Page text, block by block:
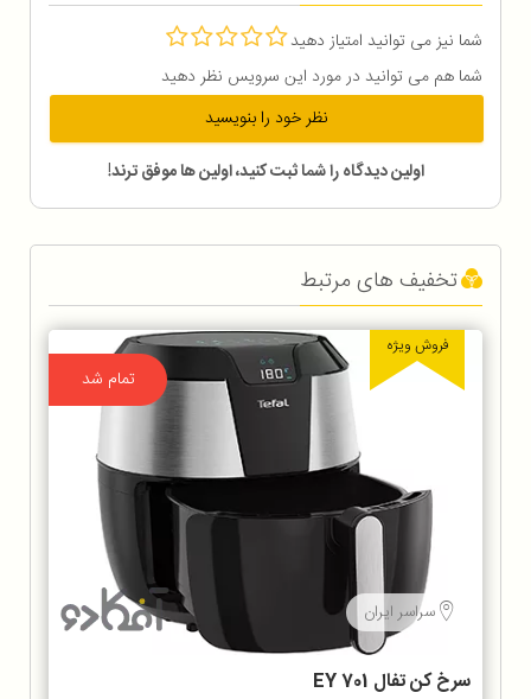
شما نیز می توانید امتیاز دهید
شما هم می توانید در مورد این سرویس نظر دهید
نظر خود را بنویسید
اولین دیدگاه را شما ثبت کنید، اولین ها موفق ترند!
تخفیف های مرتبط
تمام شد
فروش ویژه
سراسر ایران
سرخ كن تفال EY 701